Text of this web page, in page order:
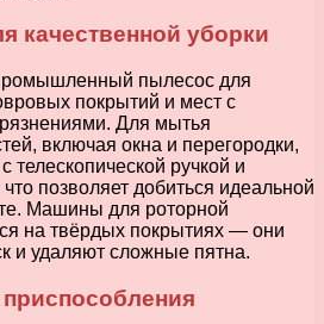
качественной уборки
пылесос для
покрытий и мест с
Для мытья
включая окна и перегородки,
ручкой и
позволяет добиться идеальной
Машины для роторной
на твёрдых покрытиях — они
и удаляют сложные пятна.